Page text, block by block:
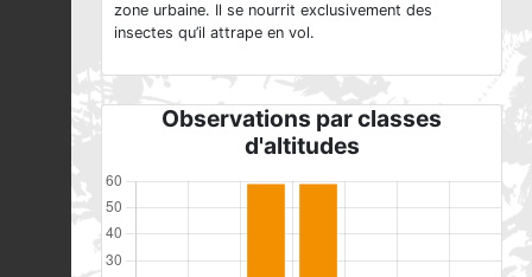
zone urbaine. Il se nourrit exclusivement des
insectes qu’il attrape en vol.
Observations par classes
d'altitudes